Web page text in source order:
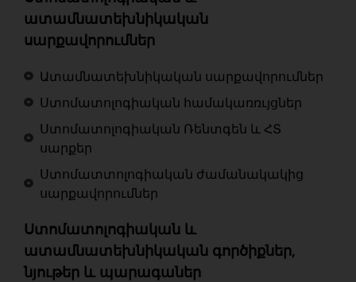
ատամնատեխնիկական
սարքավորումներ
Ատամնատեխնիկական սարքավորումներ
Ստոմատոլոգիական համակառռւյցներ
Ստոմատոլոգիական Ռենտգեն և ՀՏ
սարքեր
Ստոմատտոլոգիական ժամանակակից
սարքավորումներ
Ստոմատոլոգիական և
ատամնատեխնիկական գործիքներ,
նյութեր և պարագաներ